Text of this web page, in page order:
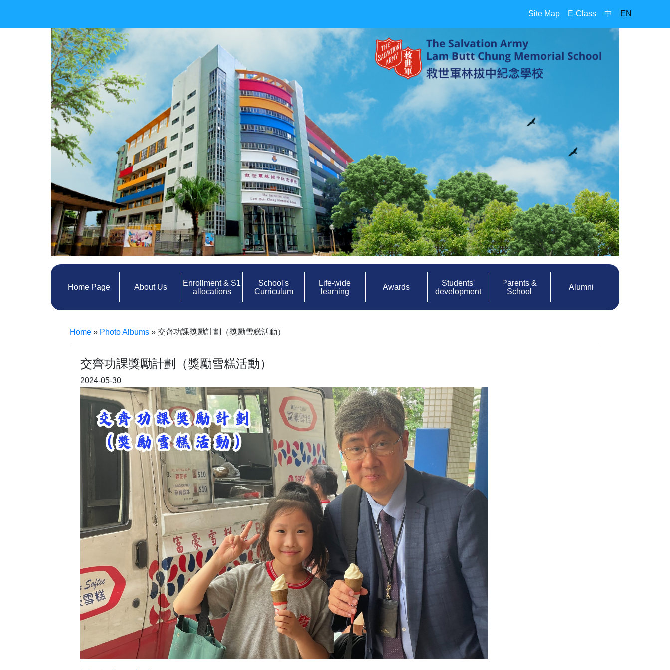
Site Map E-Class 中 EN
Home Page About Us
Enrollment & S1
allocations
School's
Curriculum
Life-wide
learning
Awards
Students'
development
Parents &
School
Alumni
Home» Photo Albums» 交齊功課獎勵計劃（獎勵雪糕活動）
交齊功課獎勵計劃（獎勵雪糕活動）
2024-05-30